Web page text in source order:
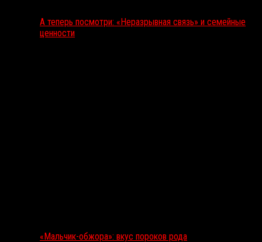
А теперь посмотри: «Неразрывная связь» и семейные
ценности
«Мальчик-обжора»: вкус пороков рода